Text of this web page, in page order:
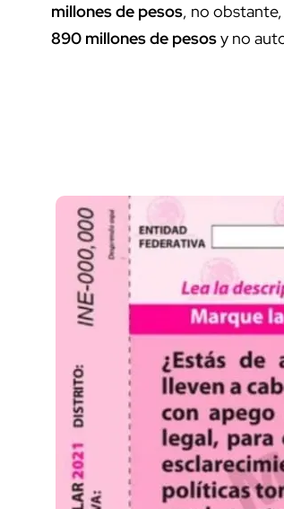
millones de pesos, no
890 millones de pesosy no